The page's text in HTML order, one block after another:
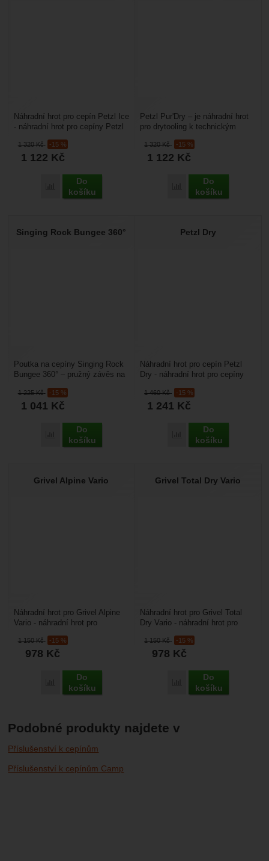
1 320Kč -15 %
1 122 Kč
Porovnat
Do
košíku
Náhradní hrot pro cepín Petzl Ice
- náhradní hrot pro cepíny Petzl
2010 s hlavou...
1 320Kč -15 %
1 122 Kč
Porovnat
Do
košíku
Petzl Pur'Dry – je náhradní hrot
pro drytooling k technickým
cepíny Petzl...
Singing Rock Bungee 360°
1 225Kč -15 %
1 041 Kč
Porovnat
Do
košíku
Poutka na cepíny Singing Rock
Bungee 360° – pružný závěs na
Poutko zabrání...
Petzl Dry
1 460Kč -15 %
1 241 Kč
Porovnat
Do
košíku
Náhradní hrot pro cepín Petzl
Dry - náhradní hrot pro cepíny
výroby ⇒ 2010 s hlavou...
Grivel Alpine Vario
1 150Kč -15 %
978 Kč
Porovnat
Do
košíku
Náhradní hrot pro Grivel Alpine
Vario - náhradní hrot pro
určený pro lezení...
Grivel Total Dry Vario
1 150Kč -15 %
978 Kč
Porovnat
Do
košíku
Náhradní hrot pro Grivel Total
Dry Vario - náhradní hrot pro
určený pro lezení...
Podobné produkty najdete v
Příslušenství k cepínům
Příslušenství k cepínům Camp